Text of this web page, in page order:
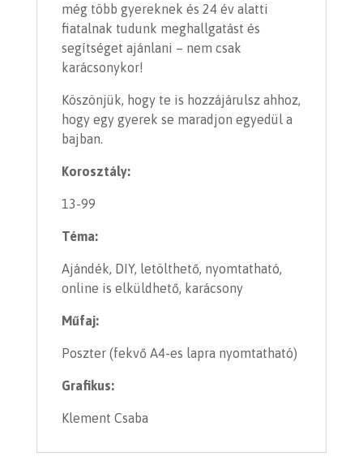
még több gyereknek és 24 év alatti
fiatalnak tudunk meghallgatást és
segítséget ajánlani – nem csak
karácsonykor!
Köszönjük, hogy te is hozzájárulsz ahhoz,
hogy egy gyerek se maradjon egyedül a
bajban.
Korosztály:
13-99
Téma:
Ajándék, DIY, letölthető, nyomtatható,
online is elküldhető, karácsony
Műfaj:
Poszter (fekvő A4-es lapra nyomtatható)
Grafikus:
Klement Csaba